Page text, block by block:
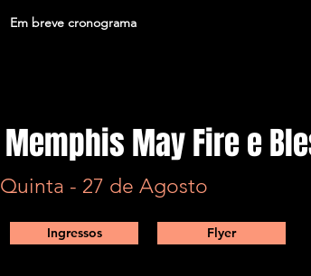
Em breve cronograma
Memphis May Fire e
Quinta - 27 de Agosto
Ingressos Flyer